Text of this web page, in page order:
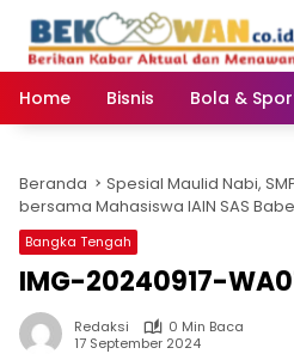
konten
Home
Bisnis Bola &
Beranda
Spesial Maulid Nabi,
bersama Mahasiswa IAIN SAS
Bangka Tengah
IMG-20240917-
Redaksi
0 Min Baca
17 September 2024